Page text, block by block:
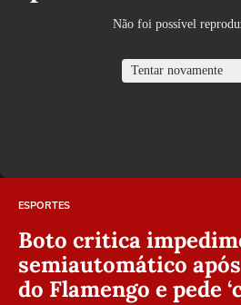
ESPORTES
Boto critica
semiautomático
do Flamengo e pede